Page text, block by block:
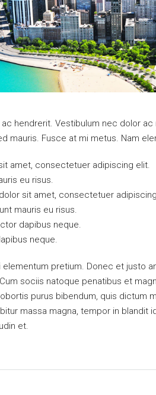
hendrerit. Vestibulum nec dolor
mauris. Fusce at mi metus. Nam
amet, consectetuer adipiscing elit.
eu risus.
sit amet, consectetuer
mauris eu risus.
dapibus neque.
neque.
pretium. Donec et justo
sociis natoque penatibus et
purus bibendum, quis dictum
massa magna, tempor in blandit
et.